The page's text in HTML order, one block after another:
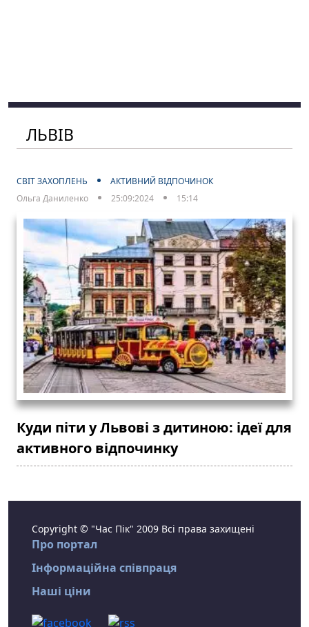
ЛЬВІВ
СВІТ ЗАХОПЛЕНЬ
АКТИВНИЙ ВІДПОЧИНОК
Ольга Даниленко
25:09:2024 15:14
Куди піти у Львові з дитиною: ідеї для
активного відпочинку
Copyright © "Час Пік" 2009 Всі права захищені
Про портал
Інформаційна співпраця
Наші ціни